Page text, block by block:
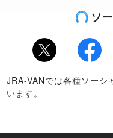
ソ
Twitter Facebook
JRA-VANでは各種ソーシ
います。